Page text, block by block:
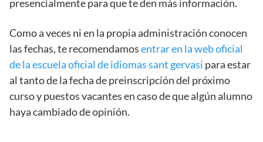
presencialmente para que te den más información.
Como a veces ni en la propia administración conocen
las fechas, te recomendamosentrar en la web oficial
de la escuela oficial de idiomas sant gervasi para estar
al tanto de la fecha de preinscripción del próximo
curso y puestos vacantes en caso de que algún alumno
haya cambiado de opinión.